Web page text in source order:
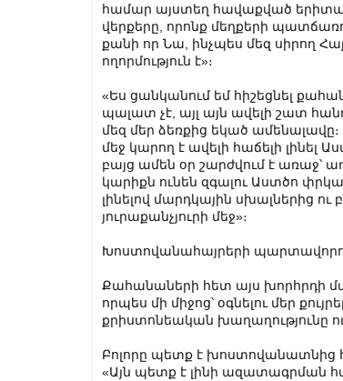
համար այստեղ հավաքված
վերքերը, որոնք մեղքերի
քանի որ Նա, ինչպես մեզ սիրող
ողորմություն է»։
«Ես ցանկանում եմ հիշեցնել
պալատ չէ, այլ այն ավելի շատ
մեզ մեր ձեռքից եկած
մեջ կարող է ավելի հաճելի լինել
բայց ամեն օր շարժվում է առաջ՝
կարիքն ունեն զգալու Աստծո
լինելով մարդկային սխալներից
յուրաքանչյուրի մեջ»։
Խոստովանահայրերի
Քահանաների հետ այս խորհրդի
որպես մի միջոց՝ օգնելու մեր
քրիստոնեական խաղաղությունը ու
Բոլորը պետք է խոստովանատնից
«Այն պետք է լինի ազատագրման